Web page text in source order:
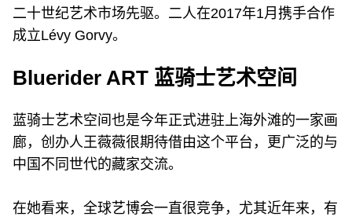
二十世纪艺术市场先驱。二人在2017年1月携手合作
成立Lévy Gorvy。
Bluerider ART 蓝骑士艺术空间
蓝骑士艺术空间也是今年正式进驻上海外滩的一家画
廊，创办人王薇薇很期待借由这个平台，更广泛的与
中国不同世代的藏家交流。
在她看来，全球艺博会一直很竞争，尤其近年来，有